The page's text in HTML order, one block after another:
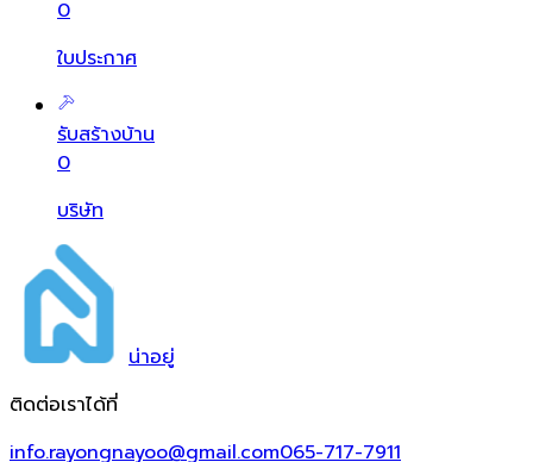
0
ใบประกาศ
รับสร้างบ้าน
0
บริษัท
น่าอยู่
ติดต่อเราได้ที่
info.rayongnayoo@gmail.com065-717-7911